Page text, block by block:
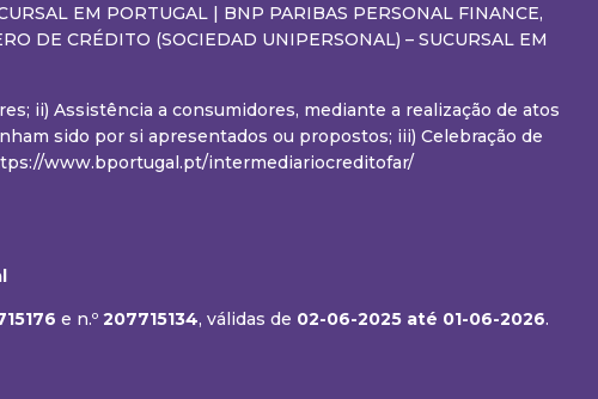
EM PORTUGAL | BNP PARIBAS PERSONAL FINANCE,
DE CRÉDITO (SOCIEDAD UNIPERSONAL) – SUCURSAL EM
ii) Assistência a consumidores, mediante a realização de atos
sido por si apresentados ou propostos; iii) Celebração de
www.bportugal.pt/intermediariocreditofar/
e n.º 207715134, válidas de 02-06-2025 até 01-06-2026.